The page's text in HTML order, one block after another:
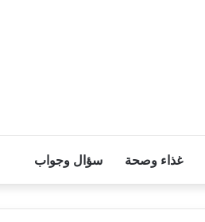
غذاء وصحة سؤال وجواب